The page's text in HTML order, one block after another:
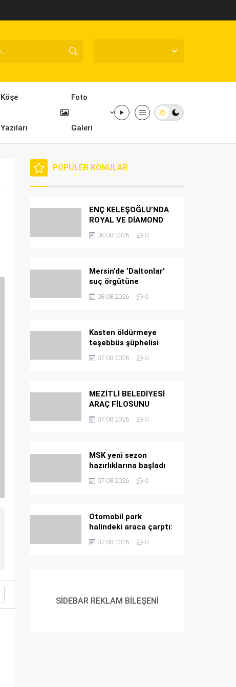
Köşe
Yazıları
Foto
Galeri
POPÜLER KONULAR
ENÇ KELEŞOĞLU’NDA
ROYAL VE DİAMOND
PROJELERİNDE SONA
GELİNDİ
08.08.2026 0
Mersin’de ’Daltonlar’
suç örgütüne
operasyon: 6
tutuklama
08.08.2026 0
Kasten öldürmeye
teşebbüs şüphelisi
tutuklandı
07.08.2026 0
MEZİTLİ BELEDİYESİ
ARAÇ FİLOSUNU
GÜÇLENDİRDİ
07.08.2026 0
MSK yeni sezon
hazırlıklarına başladı
07.08.2026 0
Otomobil park
halindeki araca çarptı:
5 yaralı
07.08.2026 0
SİDEBAR REKLAM BİLEŞENİ